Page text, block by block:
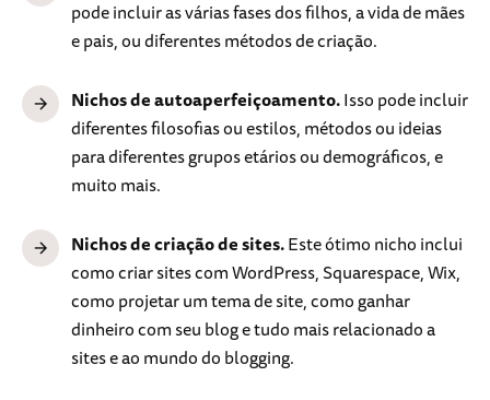
pode incluir as várias fases dos filhos, a vida de mães
e pais, ou diferentes métodos de criação.
Nichos de autoaperfeiçoamento.Isso pode incluir
diferentes filosofias ou estilos, métodos ou ideias
para diferentes grupos etários ou demográficos, e
muito mais.
Nichos de criação de sites.Este ótimo nicho inclui
como criar sites com WordPress, Squarespace, Wix,
como projetar um tema de site, como ganhar
dinheiro com seu blog e tudo mais relacionado a
sites e ao mundo do blogging.